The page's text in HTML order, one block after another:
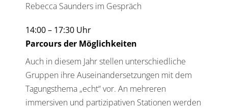
Rebecca Saunders im Gespräch
14:00 – 17:30 Uhr
Parcours der Möglichkeiten
Auch in diesem Jahr stellen unterschiedliche
Gruppen ihre Auseinandersetzungen mit dem
Tagungsthema „echt“ vor. An mehreren
immersiven und partizipativen Stationen werden